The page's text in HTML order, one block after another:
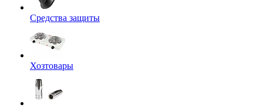
Средства защиты
Хозтовары